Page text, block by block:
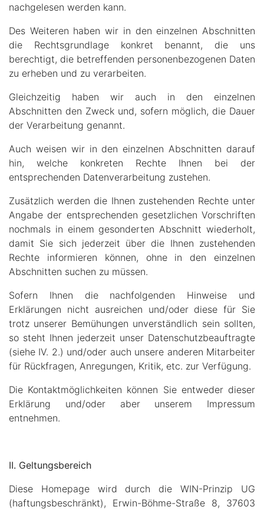
nachgelesen werden kann.
Des Weiteren haben wir in den einzelnen Abschnitten
die Rechtsgrundlage konkret benannt, die uns
berechtigt, die betreffenden personenbezogenen Daten
zu erheben und zu verarbeiten.
Gleichzeitig haben wir auch in den einzelnen
Abschnitten den Zweck und, sofern möglich, die Dauer
der Verarbeitung genannt.
Auch weisen wir in den einzelnen Abschnitten darauf
hin, welche konkreten Rechte Ihnen bei der
entsprechenden Datenverarbeitung zustehen.
Zusätzlich werden die Ihnen zustehenden Rechte unter
Angabe der entsprechenden gesetzlichen Vorschriften
nochmals in einem gesonderten Abschnitt wiederholt,
damit Sie sich jederzeit über die Ihnen zustehenden
Rechte informieren können, ohne in den einzelnen
Abschnitten suchen zu müssen.
Sofern Ihnen die nachfolgenden Hinweise und
Erklärungen nicht ausreichen und/oder diese für Sie
trotz unserer Bemühungen unverständlich sein sollten,
so steht Ihnen jederzeit unser Datenschutzbeauftragte
(siehe IV. 2.) und/oder auch unsere anderen Mitarbeiter
für Rückfragen, Anregungen, Kritik, etc. zur Verfügung.
Die Kontaktmöglichkeiten können Sie entweder dieser
Erklärung und/oder aber unserem Impressum
entnehmen.
II. Geltungsbereich
Diese Homepage wird durch die WIN-Prinzip UG
(haftungsbeschränkt), Erwin-Böhme-Straße 8, 37603